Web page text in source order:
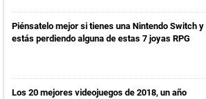
Piénsatelo mejor si tienes una Nintendo Switch y
estás perdiendo alguna de estas 7 joyas RPG
Los 20 mejores videojuegos de 2018, un año